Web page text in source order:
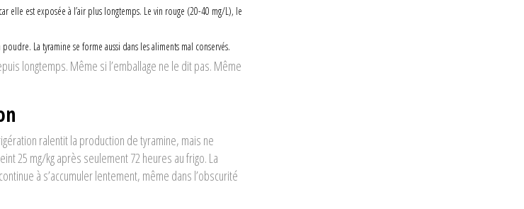
est exposée à l’air plus longtemps. Le vin rouge (20-40 mg/L), le
La tyramine se forme aussi dans les aliments mal conservés.
longtemps. Même si l’emballage ne le dit pas. Même
ralentit la production de tyramine, mais ne
25 mg/kg après seulement 72 heures au frigo. La
à s’accumuler lentement, même dans l’obscurité